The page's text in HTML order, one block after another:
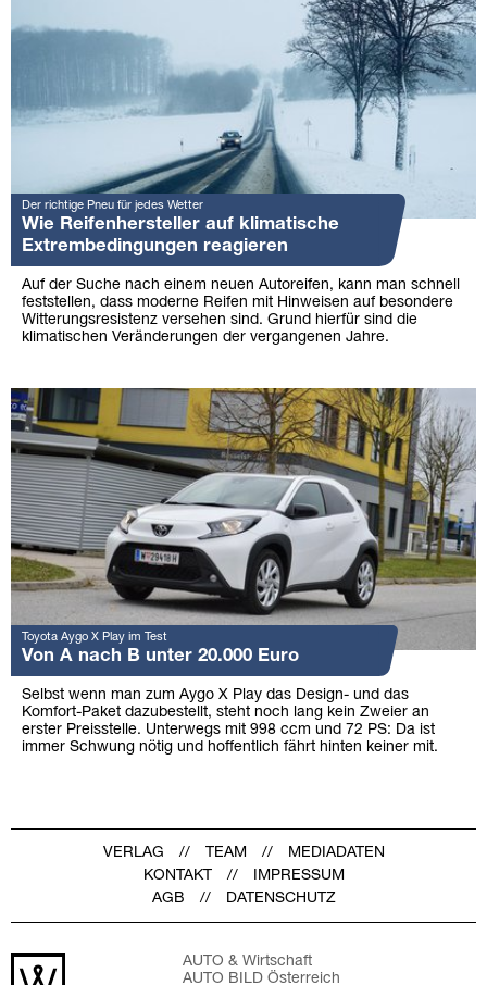
Der richtige Pneu für jedes Wetter
Wie Reifenhersteller auf klimatische
Extrembedingungen reagieren
Auf der Suche nach einem neuen Autoreifen, kann man schnell
feststellen, dass moderne Reifen mit Hinweisen auf besondere
Witterungsresistenz versehen sind. Grund hierfür sind die
klimatischen Veränderungen der vergangenen Jahre.
Toyota Aygo X Play im Test
Von A nach B unter 20.000 Euro
Selbst wenn man zum Aygo X Play das Design- und das
Komfort-Paket dazubestellt, steht noch lang kein Zweier an
erster Preisstelle. Unterwegs mit 998 ccm und 72 PS: Da ist
immer Schwung nötig und hoffentlich fährt hinten keiner mit.
VERLAG TEAM
MEDIADATEN
KONTAKT
IMPRESSUM
AGB
DATENSCHUTZ
AUTO & Wirtschaft
AUTO BILD Österreich